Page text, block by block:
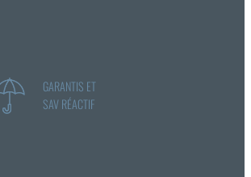
GARANTIS ET
SAV RÉACTIF